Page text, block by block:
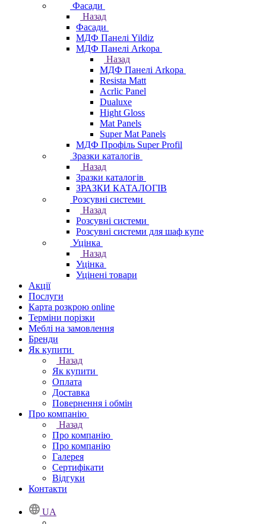
Фасади
Назад
Фасади
МДФ Панелі Yildiz
МДФ Панелі Arkopa
Назад
МДФ Панелі Arkopa
Resista Matt
Acrlic Panel
Dualuxe
Hight Gloss
Mat Panels
Super Mat Panels
МДФ Профіль Super Profil
Зразки каталогів
Назад
Зразки каталогів
ЗРАЗКИ КАТАЛОГІВ
Розсувні системи
Назад
Розсувні системи
Розсувні системи для шаф купе
Уцінка
Назад
Уцінка
Уцінені товари
Акції
Послуги
Карта розкрою online
Терміни порізки
Меблі на замовлення
Бренди
Як купити
Назад
Як купити
Оплата
Доставка
Повернення і обмін
Про компанію
Назад
Про компанію
Про компанію
Галерея
Сертифікати
Відгуки
Контакти
UA